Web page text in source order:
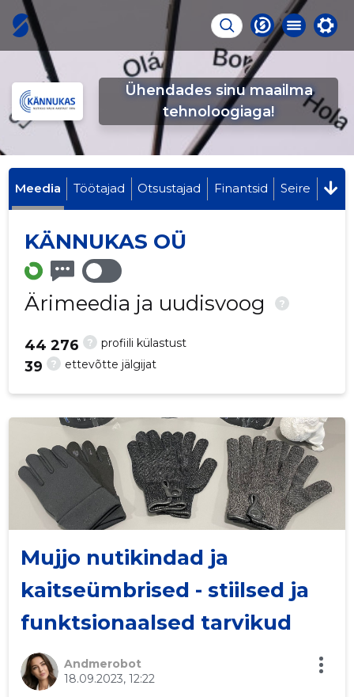
Ühendades sinu maailma
tehnoloogiaga!
Meedia Töötajad Otsustajad Finantsid Seire
KÄNNUKAS OÜ
Ärimeedia ja uudisvoog ?
? profiili külastust
44 276
? ettevõtte jälgijat
39
Mujjo nutikindad ja
kaitseümbrised - stiilsed ja
funktsionaalsed tarvikud
Andmerobot
18.09.2023, 12:22